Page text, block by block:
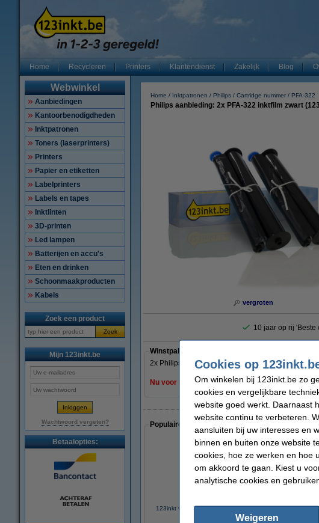
Home Recycleren Printers Klantendienst Zakelijk Blog
Webwinkel
Aanbiedingen
Kantoorbenodigdheden
Inktpatronen
Toners (laserprinters)
Printers
Papier en etiketten
Labelprinters
Labels en tapes
Inktlinten
3D-printen
Led lampen
Batterijen en accu's
Eten en drinken
Schoonmaakproducten
Kabels
Zoek een product
Zoek
Mijn 123inkt.be
Wachtwoord vergeten?
Betaalopties:
Home Inktpatronen Philips Cartridge nummer PFA-322
Philips aanbieding: 2x PFA-322 inktfilm zwart
vergroten
10 jaar op rij 'Beste
Winstpakker
2x Philips PFA-322 inktfilm zwart (123inkt huismerk)
Nu voor maar € 22,50 !!!
Populaire artikelen van klanten die dit artikel ook
123inkt visitekaartjes (inhoud 25 vellen =
Epson
Cookies op
Om winkelen bij 123inkt.be zo
cookies en vergelijkbare
website goed werkt. Daarnaast
website continu te verbeteren.
aansluiten bij uw interesses en
binnen en buiten onze website
cookies, hoe ze werken en hoe
om akkoord te gaan. Kiest u
analytische cookies en
Weigeren